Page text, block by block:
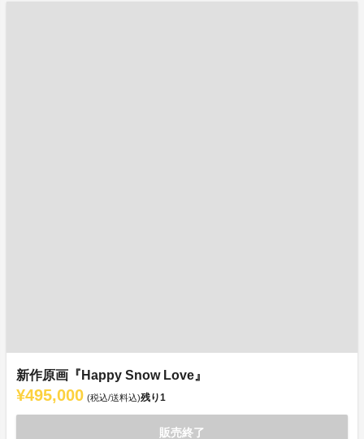
新作原画『Happy Snow Love』
¥495,000 (税込/送料込)残り1
販売終了